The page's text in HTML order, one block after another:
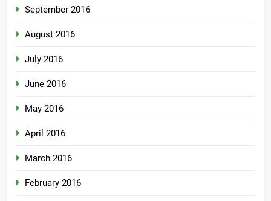
September 2016
August 2016
July 2016
June 2016
May 2016
April 2016
March 2016
February 2016